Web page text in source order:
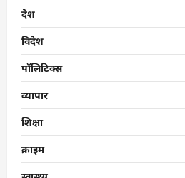
देश
विदेश
पॉलिटिक्स
व्यापार
शिक्षा
क्राइम